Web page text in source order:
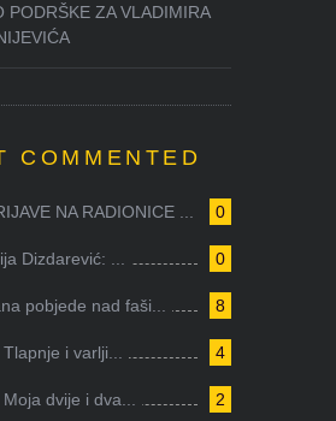
PODRŠKE ZA VLADIMIRA
COMMENTED
0
NA RADIONICE ...
0
Dizdarević: ...
8
pobjede nad faši...
4
i varlji...
2
dvije i dva...